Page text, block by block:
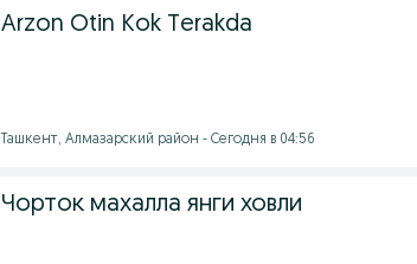
Arzon Otin Kok Terakda
Ташкент, Алмазарский район - Сегодня в 04:56
Чорток махалла янги ховли